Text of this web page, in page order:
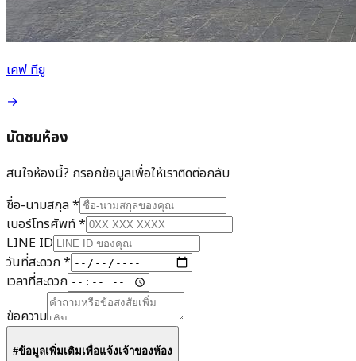
เคฟ ทียู
→
นัดชมห้อง
สนใจห้องนี้? กรอกข้อมูลเพื่อให้เราติดต่อกลับ
ชื่อ-นามสกุล*
เบอร์โทรศัพท์*
LINE ID
วันที่สะดวก*
เวลาที่สะดวก
ข้อความ
#ข้อมูลเพิ่มเติมเพื่อแจ้งเจ้าของห้อง